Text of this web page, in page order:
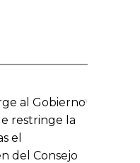
al Gobierno
restringe la
el
del Consejo